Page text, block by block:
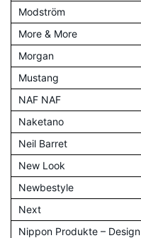
Modström
More & More
Morgan
Mustang
NAF NAF
Naketano
Neil Barret
New Look
Newbestyle
Next
Nippon Produkte –